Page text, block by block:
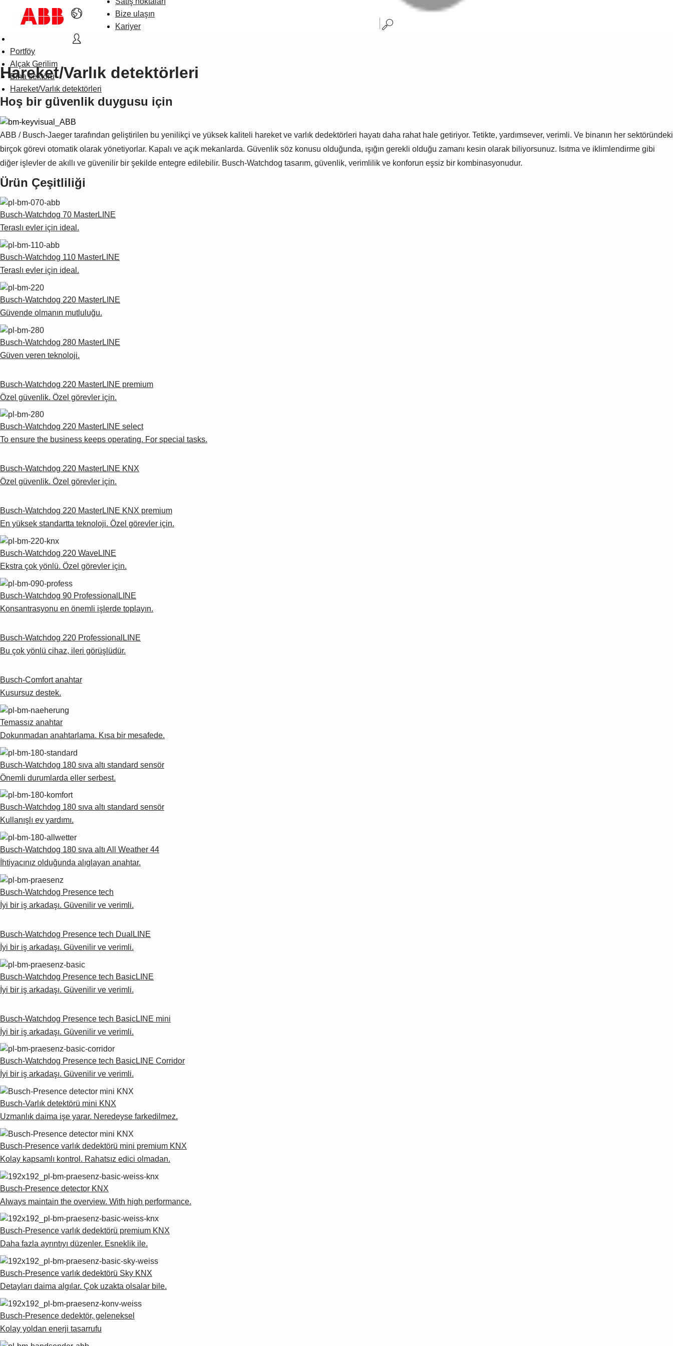
Bize ulaşın
Kariyer
Portföy
Alçak Gerilim
Bina sektörü
Hareket/Varlık detektörleri
Hareket/Varlık detektörleri
Hoş bir güvenlik duygusu için
ABB / Busch-Jaeger tarafından geliştirilen bu yenilikçi ve yüksek kaliteli hareket ve varlık dedektörleri hayatı daha rahat hale getiriyor. Tetikte, yardımsever, verimli. Ve binanın her sektöründeki
birçok görevi otomatik olarak yönetiyorlar. Kapalı ve açık mekanlarda. Güvenlik söz konusu olduğunda, ışığın gerekli olduğu zamanı kesin olarak biliyorsunuz. Isıtma ve iklimlendirme gibi
diğer işlevler de akıllı ve güvenilir bir şekilde entegre edilebilir. Busch-Watchdog tasarım, güvenlik, verimlilik ve konforun eşsiz bir kombinasyonudur.
Ürün Çeşitliliği
Busch-Watchdog 70 MasterLINE
Teraslı evler için ideal.
Busch-Watchdog 110 MasterLINE
Teraslı evler için ideal.
Busch-Watchdog 220 MasterLINE
Güvende olmanın mutluluğu.
Busch-Watchdog 280 MasterLINE
Güven veren teknoloji.
Busch-Watchdog 220 MasterLINE premium
Özel güvenlik. Özel görevler için.
Busch-Watchdog 220 MasterLINE select
To ensure the business keeps operating. For special tasks.
Busch-Watchdog 220 MasterLINE KNX
Özel güvenlik. Özel görevler için.
Busch-Watchdog 220 MasterLINE KNX premium
En yüksek standartta teknoloji. Özel görevler için.
Busch-Watchdog 220 WaveLINE
Ekstra çok yönlü. Özel görevler için.
Busch-Watchdog 90 ProfessionalLINE
Konsantrasyonu en önemli işlerde toplayın.
Busch-Watchdog 220 ProfessionalLINE
Bu çok yönlü cihaz, ileri görüşlüdür.
Busch-Comfort anahtar
Kusursuz destek.
Temassız anahtar
Dokunmadan anahtarlama. Kısa bir mesafede.
Busch-Watchdog 180 sıva altı standard sensör
Önemli durumlarda eller serbest.
Busch-Watchdog 180 sıva altı standard sensör
Kullanışlı ev yardımı.
Busch-Watchdog 180 sıva altı All Weather 44
İhtiyacınız olduğunda alıglayan anahtar.
Busch-Watchdog Presence tech
İyi bir iş arkadaşı. Güvenilir ve verimli.
Busch-Watchdog Presence tech DualLINE
İyi bir iş arkadaşı. Güvenilir ve verimli.
Busch-Watchdog Presence tech BasicLINE
İyi bir iş arkadaşı. Güvenilir ve verimli.
Busch-Watchdog Presence tech BasicLINE mini
İyi bir iş arkadaşı. Güvenilir ve verimli.
Busch-Watchdog Presence tech BasicLINE Corridor
İyi bir iş arkadaşı. Güvenilir ve verimli.
Busch-Varlık detektörü mini KNX
Uzmanlık daima işe yarar. Neredeyse farkedilmez.
Busch-Presence varlık dedektörü mini premium KNX
Kolay kapsamlı kontrol. Rahatsız edici olmadan.
Busch-Presence detector KNX
Always maintain the overview. With high performance.
Busch-Presence varlık dedektörü premium KNX
Daha fazla ayrıntıyı düzenler. Esneklik ile.
Busch-Presence varlık dedektörü Sky KNX
Detayları daima algılar. Çok uzakta olsalar bile.
Busch-Presence dedektör, geleneksel
Kolay yoldan enerji tasarrufu